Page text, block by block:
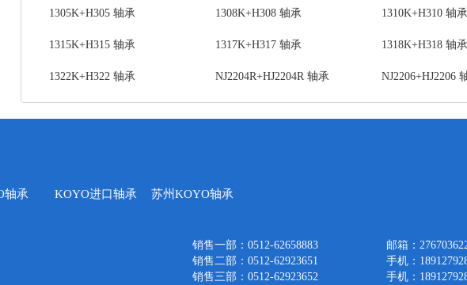
1305K+H305 轴承 1308K+H308 轴承 1310K+H310 轴
1315K+H315 轴承 1317K+H317 轴承 1318K+H318 轴
1322K+H322 轴承 NJ2204R+HJ2204R 轴承 NJ2206+HJ2206
轴承 KOYO进口轴承 苏州KOYO轴承
销售一部：0512-62658883
销售二部：0512-62923651
销售三部：0512-62923652
邮箱：
手机：
手机：